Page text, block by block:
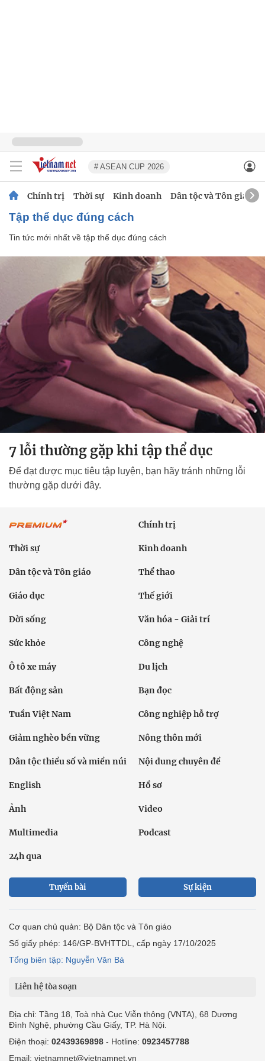
# ASEAN CUP 2026
Chính trị Thời sự Kinh doanh Dân tộc và Tôn giáo
tập thể dục đúng cách
Tin tức mới nhất về tập thể dục đúng cách
7 lỗi thường gặp khi tập thể dục
Để đạt được mục tiêu tập luyện, bạn hãy tránh những lỗi
thường gặp dưới đây.
Chính trị
Thời sự Kinh doanh
Dân tộc và Tôn giáo Thể thao
Giáo dục Thế giới
Đời sống Văn hóa - Giải trí
Sức khỏe Công nghệ
Ô tô xe máy Du lịch
Bất động sản Bạn đọc
Tuần Việt Nam Công nghiệp hỗ trợ
Giảm nghèo bền vững Nông thôn mới
Dân tộc thiểu số và miền núi Nội dung chuyên đề
English Hồ sơ
Ảnh Video
Multimedia Podcast
24h qua
Tuyến bài Sự kiện
Cơ quan chủ quản: Bộ Dân tộc và Tôn giáo
Số giấy phép: 146/GP-BVHTTDL, cấp ngày 17/10/2025
Tổng biên tập: Nguyễn Văn Bá
Liên hệ tòa soạn
Địa chỉ: Tầng 18, Toà nhà Cục Viễn thông (VNTA), 68 Dương
Đình Nghệ, phường Cầu Giấy, TP. Hà Nội.
Điện thoại: 02439369898 - Hotline: 0923457788
Email: vietnamnet@vietnamnet.vn